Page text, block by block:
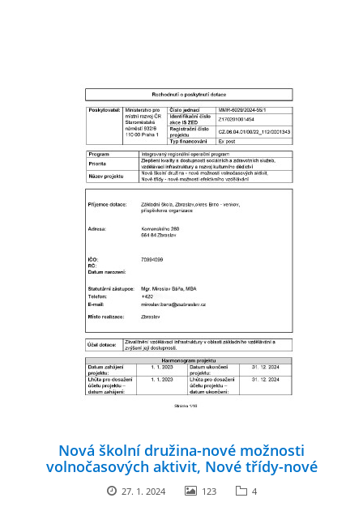
Nová školní družina-nové možnosti
volnočasových aktivit, Nové třídy-nové
možnosti efektivního vzdělávání
27. 1. 2024 123 4